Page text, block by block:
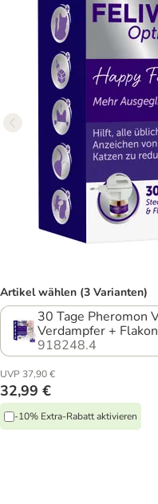
Artikel wählen (3 Varianten)
30 Tage Pheromon
Verdampfer + Flakon
918248.4
UVP 37,90 €
32,99 €
-10% Extra-Rabatt aktivieren